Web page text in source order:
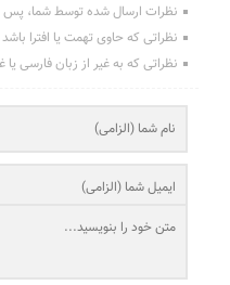
نظرات ارسال شده توسط شما، پس
نظراتی که حاوی تهمت یا افترا
نظراتی که به غیر از زبان فارسی